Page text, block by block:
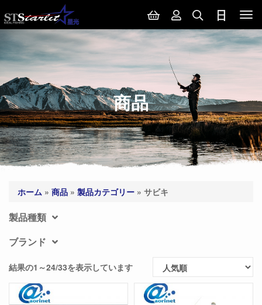
商品
ホーム » 商品 » 製品カテゴリー » サビキ
製品種類
ブランド
結果の1～24/33を表示しています